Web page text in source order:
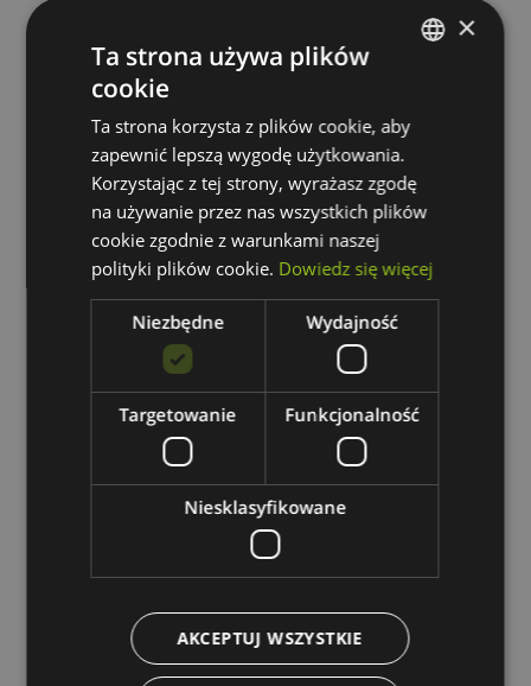
ALGINE DOWNLIGHT 22W 230V 120st IP20
IK06 FI215x38mm BIAŁY okrągła CCT+DIM
83,34 zł
zawiera 23.00% VAT
GERMAN
×
Ta strona używa plików
cookie
Ta strona korzysta z plików cookie, aby
zapewnić lepszą wygodę użytkowania.
Korzystając z tej strony, wyrażasz zgodę
na używanie przez nas wszystkich plików
cookie zgodnie z warunkami naszej
polityki plików cookie. Dowiedz się więcej
Niezbędne Wydajność
Targetowanie Funkcjonalność
Niesklasyfikowane
AKCEPTUJ WSZYSTKIE